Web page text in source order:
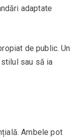
adaptate
de public. Un
sau să ia
Ambele pot